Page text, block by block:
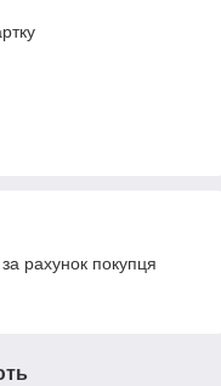
рахунок покупця